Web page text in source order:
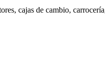
cajas de cambio,